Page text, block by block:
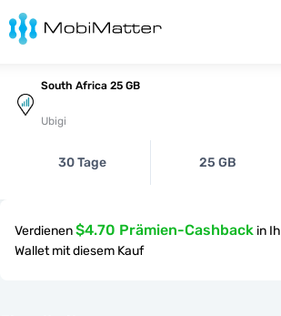
South Africa 25 GB
Ubigi
30 Tage 25 GB
Verdienen$4.70 Prämien-Cashback in
Wallet mit diesem Kauf